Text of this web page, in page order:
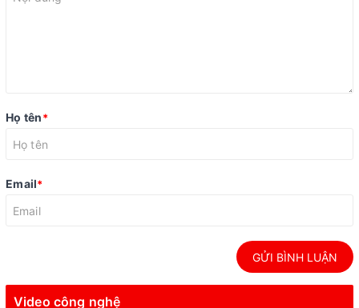
Họ tên*
Email*
GỬI BÌNH LUẬN
Video công nghệ